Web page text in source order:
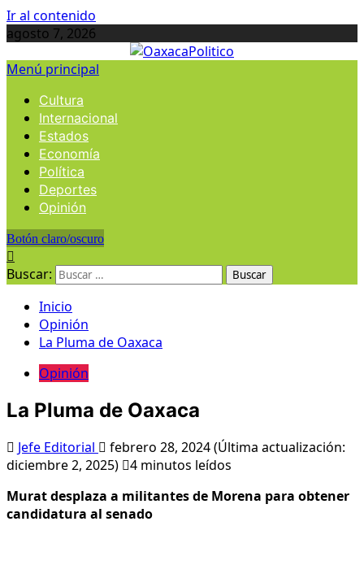
Ir al contenido
agosto 7, 2026
Menú principal
Cultura
Internacional
Estados
Economía
Política
Deportes
Opinión
Botón claro/oscuro
Buscar:
Inicio
Opinión
La Pluma de Oaxaca
Opinión
La Pluma de Oaxaca
Jefe Editorial
febrero 28, 2024 (Última actualización:
diciembre 2, 2025)
4 minutos leídos
Murat desplaza a militantes de Morena para obtener
candidatura al senado